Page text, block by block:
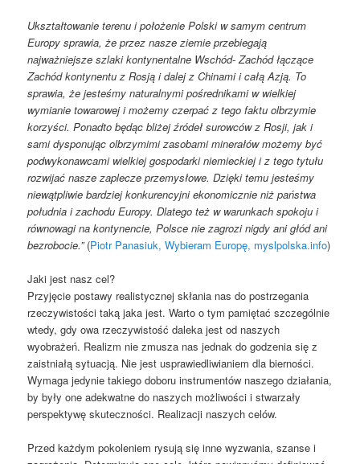
Ukształtowanie terenu i położenie Polski w samym centrum
Europy sprawia, że przez nasze ziemie przebiegają
najważniejsze szlaki kontynentalne Wschód- Zachód łączące
Zachód kontynentu z Rosją i dalej z Chinami i całą Azją. To
sprawia, że jesteśmy naturalnymi pośrednikami w wielkiej
wymianie towarowej i możemy czerpać z tego faktu olbrzymie
korzyści. Ponadto będąc bliżej źródeł surowców z Rosji, jak i
sami dysponując olbrzymimi zasobami minerałów możemy być
podwykonawcami wielkiej gospodarki niemieckiej i z tego tytułu
rozwijać nasze zaplecze przemysłowe. Dzięki temu jesteśmy
niewątpliwie bardziej konkurencyjni ekonomicznie niż państwa
południa i zachodu Europy. Dlatego też w warunkach spokoju i
równowagi na kontynencie, Polsce nie zagrozi nigdy ani głód ani
bezrobocie.”(Piotr Panasiuk, Wybieram Europę, myslpolska.info)
Jaki jest nasz cel?
Przyjęcie postawy realistycznej skłania nas do postrzegania
rzeczywistości taką jaka jest. Warto o tym pamiętać szczególnie
wtedy, gdy owa rzeczywistość daleka jest od naszych
wyobrażeń. Realizm nie zmusza nas jednak do godzenia się z
zaistniałą sytuacją. Nie jest usprawiedliwianiem dla bierności.
Wymaga jedynie takiego doboru instrumentów naszego działania,
by były one adekwatne do naszych możliwości i stwarzały
perspektywę skuteczności. Realizacji naszych celów.
Przed każdym pokoleniem rysują się inne wyzwania, szanse i